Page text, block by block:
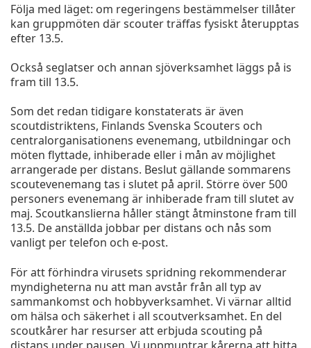
Följa med läget: om regeringens bestämmelser tillåter
kan gruppmöten där scouter träffas fysiskt återupptas
efter 13.5.
Också seglatser och annan sjöverksamhet läggs på is
fram till 13.5.
Som det redan tidigare konstaterats är även
scoutdistriktens, Finlands Svenska Scouters och
centralorganisationens evenemang, utbildningar och
möten flyttade, inhiberade eller i mån av möjlighet
arrangerade per distans. Beslut gällande sommarens
scoutevenemang tas i slutet på april. Större över 500
personers evenemang är inhiberade fram till slutet av
maj. Scoutkanslierna håller stängt åtminstone fram till
13.5. De anställda jobbar per distans och nås som
vanligt per telefon och e-post.
För att förhindra virusets spridning rekommenderar
myndigheterna nu att man avstår från all typ av
sammankomst och hobbyverksamhet. Vi värnar alltid
om hälsa och säkerhet i all scoutverksamhet. En del
scoutkårer har resurser att erbjuda scouting på